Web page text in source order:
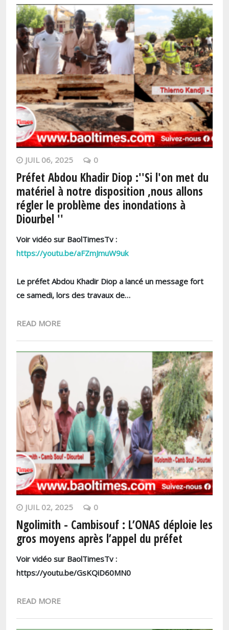
JUIL 06, 2025 0
Préfet Abdou Khadir Diop :''Si l'on met du
matériel à notre disposition ,nous allons
régler le problème des inondations à
Diourbel ''
Voir vidéo sur BaolTimesTv :
https://youtu.be/aFZmJmuW9uk
Le préfet Abdou Khadir Diop a lancé un message fort
ce samedi, lors des travaux de…
READ MORE
JUIL 02, 2025 0
Ngolimith - Cambisouf : L’ONAS déploie les
gros moyens après l’appel du préfet
Voir vidéo sur BaolTimesTv :
https://youtu.be/GsKQiD60MN0
READ MORE